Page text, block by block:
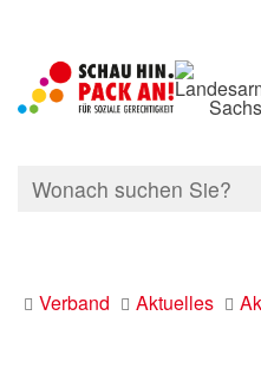
Verband Aktuelles